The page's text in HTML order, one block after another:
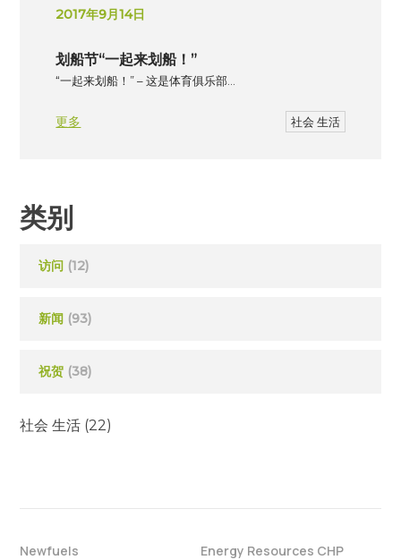
2017年9月14日
划船节“一起来划船！”
“一起来划船！” – 这是体育俱乐部…
更多 社会 生活
类别
访问 (12)
新闻 (93)
祝贺 (38)
社会 生活 (22)
Newfuels Energy Resources CHP